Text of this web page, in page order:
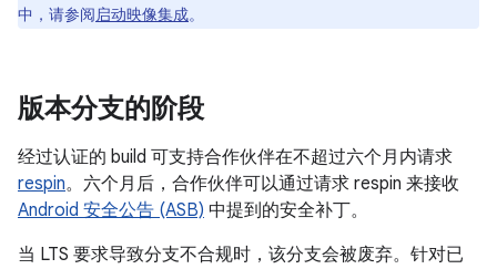
中，请参阅启动映像集成。
版本分支的阶段
经过认证的 build 可支持合作伙伴在不超过六个月内请求
respin。六个月后，合作伙伴可以通过请求 respin 来接收
Android 安全公告 (ASB) 中提到的安全补丁。
当 LTS 要求导致分支不合规时，该分支会被废弃。针对已